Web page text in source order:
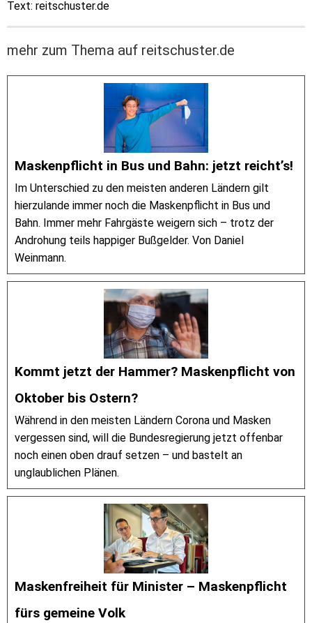
Text: reitschuster.de
mehr zum Thema auf reitschuster.de
Maskenpflicht in Bus und Bahn: jetzt reicht’s!
Im Unterschied zu den meisten anderen Ländern gilt
hierzulande immer noch die Maskenpflicht in Bus und
Bahn. Immer mehr Fahrgäste weigern sich – trotz der
Androhung teils happiger Bußgelder. Von Daniel
Weinmann.
Kommt jetzt der Hammer? Maskenpflicht von
Oktober bis Ostern?
Während in den meisten Ländern Corona und Masken
vergessen sind, will die Bundesregierung jetzt offenbar
noch einen oben drauf setzen – und bastelt an
unglaublichen Plänen.
Maskenfreiheit für Minister – Maskenpflicht
fürs gemeine Volk